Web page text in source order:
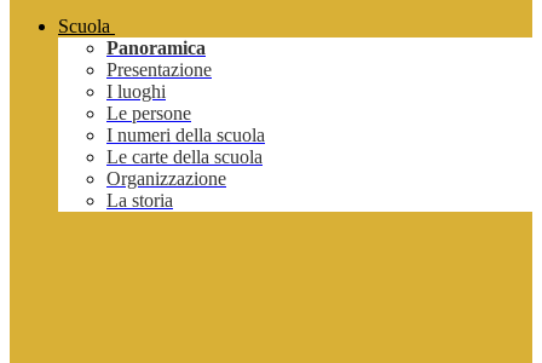
Scuola
Panoramica
Presentazione
I luoghi
Le persone
I numeri della scuola
Le carte della scuola
Organizzazione
La storia